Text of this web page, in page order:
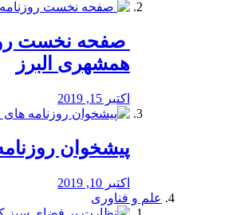
صفحه نخست
همشهری البرز
اکتبر 15, 2019
پیشخوان
اکتبر 10, 2019
علم و فناوری